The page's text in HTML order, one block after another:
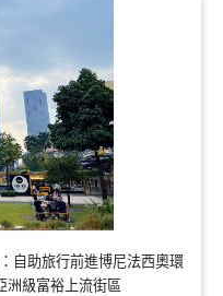
自助旅行前進博尼法西奧環
級富裕上流街區